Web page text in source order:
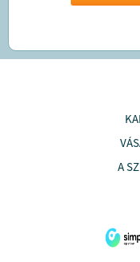
A